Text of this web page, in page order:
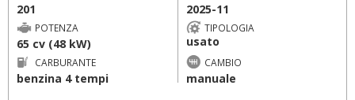
201 2025-11
POTENZA
65 cv (48 kW)
TIPOLOGIA
usato
CARBURANTE
benzina 4 tempi
CAMBIO
manuale